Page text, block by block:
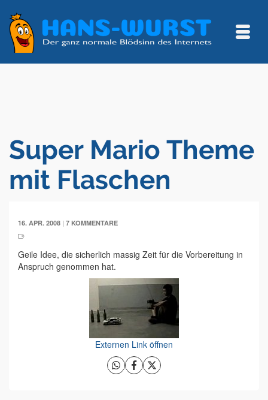
Super Mario Theme
mit Flaschen
16. APR. 2008 | 7 KOMMENTARE
Geile Idee, die sicherlich massig Zeit für die Vorbereitung in
Anspruch genommen hat.
Externen Link öffnen